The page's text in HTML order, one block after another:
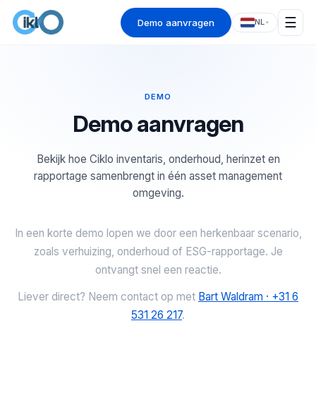
Demo aanvragen NL ▾ ☰
DEMO
Demo aanvragen
Bekijk hoe Ciklo inventaris, onderhoud, herinzet en
rapportage samenbrengt in één asset management
omgeving.
In een korte demo lopen we door een herkenbaar scenario,
zoals verhuizing, onderhoud of ESG-rapportage. Je
ontvangt snel een reactie.
Liever direct? Neem contact op met Bart Waldram · +31 6
531 26 217.